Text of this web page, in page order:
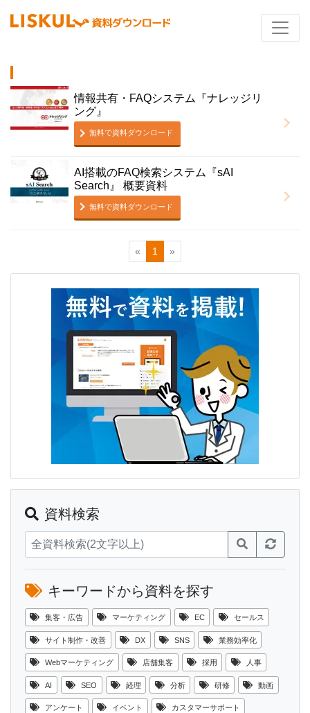
情報共有・FAQシステム『ナレッジリ
ング』
無料で資料ダウンロード
AI搭載のFAQ検索システム『sAI
Search』 概要資料
無料で資料ダウンロード
« 1 »
資料検索
キーワードから資料を探す
集客・広告 マーケティング EC セールス
サイト制作・改善 DX SNS 業務効率化
Webマーケティング 店舗集客 採用 人事
AI SEO 経理 分析 研修 動画
アンケート イベント カスタマーサポート